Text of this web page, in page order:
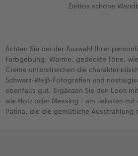
Zeitlos schöne
Achten Sie bei der Auswahl Ihrer
Farbgebung: Warme, gedeckte Töne,
Creme unterstreichen die
Schwarz-Weiß-Fotografien und
ebenfalls gut. Ergänzen Sie den Look
wie Holz oder Messing - am liebsten mit
Patina, die die gemütliche Ausstrahlung